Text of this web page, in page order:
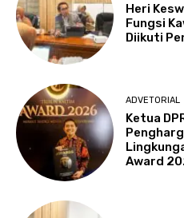
Heri
Fungsi
Diikuti
ADVETORIAL
Ketua
Award